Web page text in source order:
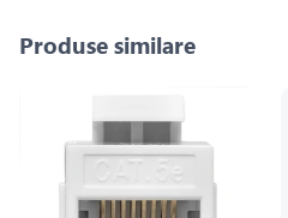
Produse similare